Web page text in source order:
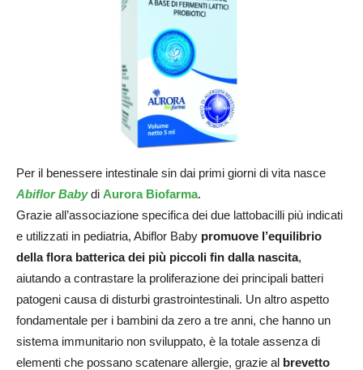
Per il benessere intestinale sin dai primi giorni di vita nasce
Abiflor Babydi Aurora Biofarma.
Grazie all’associazione specifica dei due lattobacilli più indicati
e utilizzati in pediatria, Abiflor Baby promuove l’equilibrio
della flora batterica dei più piccoli fin dalla nascita,
aiutando a contrastare la proliferazione dei principali batteri
patogeni causa di disturbi grastrointestinali. Un altro aspetto
fondamentale per i bambini da zero a tre anni, che hanno un
sistema immunitario non sviluppato, è la totale assenza di
elementi che possano scatenare allergie, grazie al brevetto